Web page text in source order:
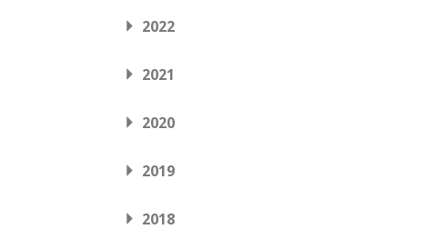
2022
2021
2020
2019
2018